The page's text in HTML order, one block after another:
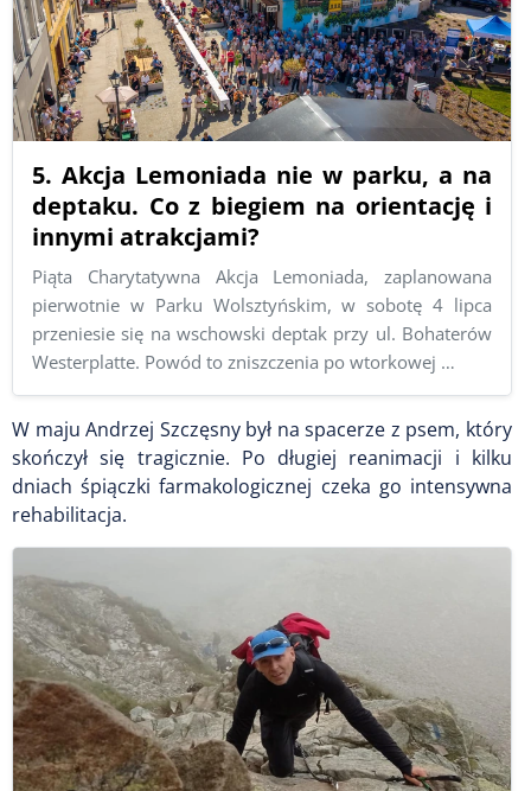
5. Akcja Lemoniada nie w parku, a na
deptaku. Co z biegiem na orientację i
innymi atrakcjami?
Piąta Charytatywna Akcja Lemoniada, zaplanowana
pierwotnie w Parku Wolsztyńskim, w sobotę 4 lipca
przeniesie się na wschowski deptak przy ul. Bohaterów
Westerplatte. Powód to zniszczenia po wtorkowej …
W maju Andrzej Szczęsny był na spacerze z psem, który
skończył się tragicznie. Po długiej reanimacji i kilku
dniach śpiączki farmakologicznej czeka go intensywna
rehabilitacja.